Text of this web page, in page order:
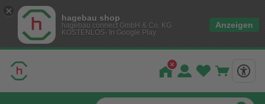
hagebau shop
hagebau connect GmbH & Co. KG
KOSTENLOS- In Google Play
Anzeigen